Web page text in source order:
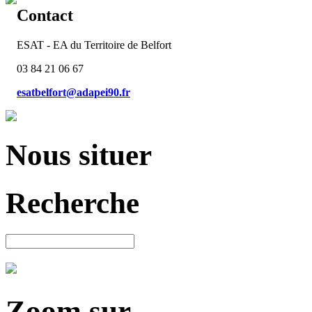
Contact
ESAT - EA du Territoire de Belfort
03 84 21 06 67
esatbelfort@adapei90.fr
Nous situer
Recherche